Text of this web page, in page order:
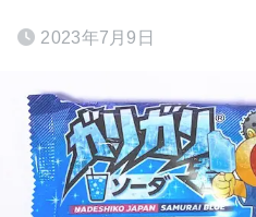
2023年7月9日